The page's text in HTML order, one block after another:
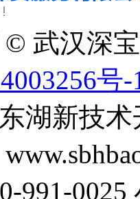
© 武汉深
号-
湖新技
991-